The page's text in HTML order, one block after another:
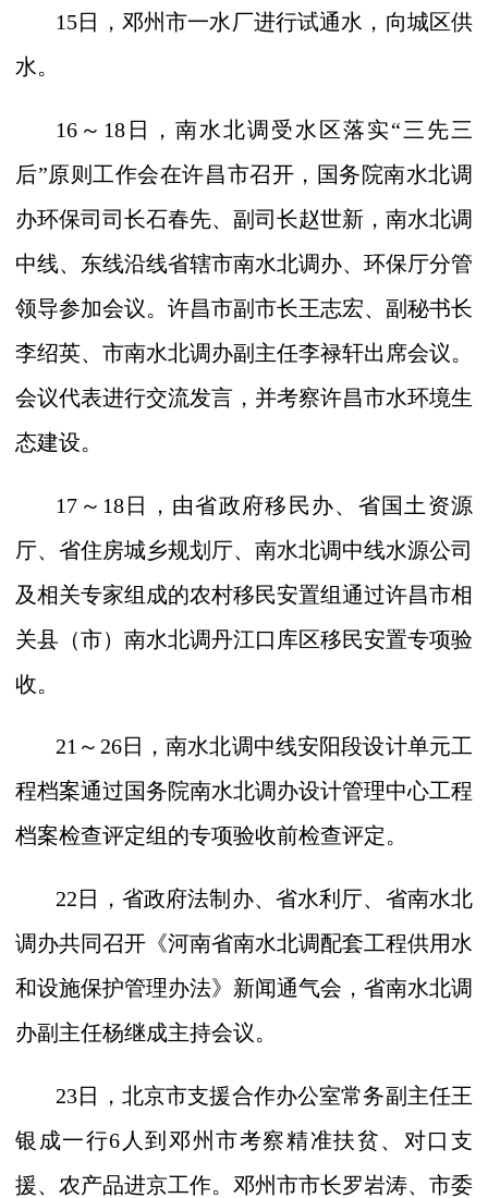
15日，邓州市一水厂进行试通水，向城区供
水。
16 ～ 18 日，南水北调受水区落实“三先三
后”原则工作会在许昌市召开，国务院南水北调
办环保司司长石春先、副司长赵世新，南水北调
中线、东线沿线省辖市南水北调办、环保厅分管
领导参加会议。许昌市副市长王志宏、副秘书长
李绍英、市南水北调办副主任李禄轩出席会议。
会议代表进行交流发言，并考察许昌市水环境生
态建设。
17 ～ 18 日，由省政府移民办、省国土资源
厅、省住房城乡规划厅、南水北调中线水源公司
及相关专家组成的农村移民安置组通过许昌市相
关县（市）南水北调丹江口库区移民安置专项验
收。
21 ～ 26日，南水北调中线安阳段设计单元工
程档案通过国务院南水北调办设计管理中心工程
档案检查评定组的专项验收前检查评定。
22 日，省政府法制办、省水利厅、省南水北
调办共同召开《河南省南水北调配套工程供用水
和设施保护管理办法》新闻通气会，省南水北调
办副主任杨继成主持会议。
23日，北京市支援合作办公室常务副主任王
银成一行6 人到邓州市考察精准扶贫、对口支
援、农产品进京工作。邓州市市长罗岩涛、市委